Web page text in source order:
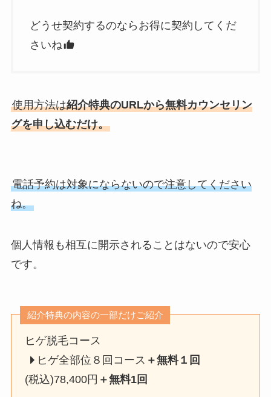
どうせ契約するのならお得に契約してくだ
さいね
使用方法は紹介特典のURLから無料カウンセリン
グを申し込むだけ。
電話予約は対象にならないので注意してください
ね。
個人情報も相互に開示されることはないので安心
です。
紹介特典の内容の一部だけご紹介
ヒゲ脱毛コース
ヒゲ全部位８回コース ＋無料１回
(税込)78,400円 ＋無料1回